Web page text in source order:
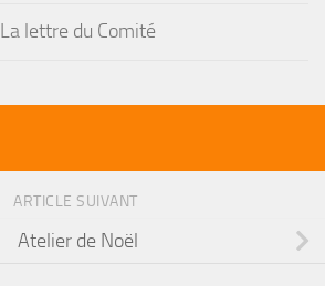
La lettre du Comité
ARTICLE SUIVANT
Atelier de Noël